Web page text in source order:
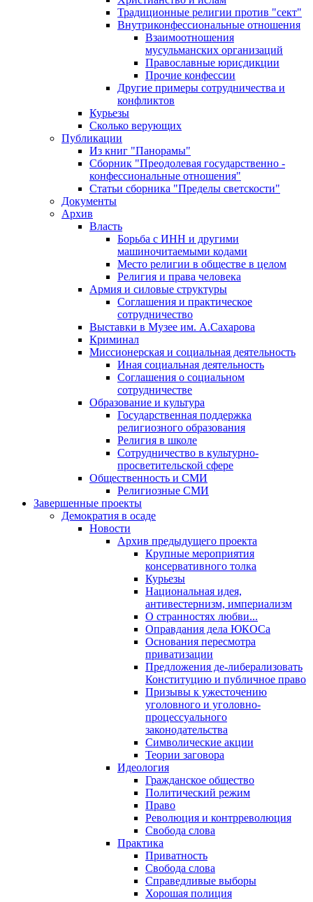
Традиционные религии против "сект"
Внутриконфессиональные отношения
Взаимоотношения
мусульманских организаций
Православные юрисдикции
Прочие конфессии
Другие примеры сотрудничества и
конфликтов
Курьезы
Сколько верующих
Публикации
Из книг "Панорамы"
Сборник "Преодолевая государственно -
конфессиональные отношения"
Статьи сборника "Пределы светскости"
Документы
Архив
Власть
Борьба с ИНН и другими
машиночитаемыми кодами
Место религии в обществе в целом
Религия и права человека
Армия и силовые структуры
Соглашения и практическое
сотрудничество
Выставки в Музее им. А.Сахарова
Криминал
Миссионерская и социальная деятельность
Иная социальная деятельность
Соглашения о социальном
сотрудничестве
Образование и культура
Государственная поддержка
религиозного образования
Религия в школе
Сотрудничество в культурно-
просветительской сфере
Общественность и СМИ
Религиозные СМИ
Завершенные проекты
Демократия в осаде
Новости
Архив предыдущего проекта
Крупные мероприятия
консервативного толка
Курьезы
Национальная идея,
антивестернизм, империализм
О странностях любви...
Оправдания дела ЮКОСа
Основания пересмотра
приватизации
Предложения де-либерализовать
Конституцию и публичное право
Призывы к ужесточению
уголовного и уголовно-
процессуального
законодательства
Символические акции
Теории заговора
Идеология
Гражданское общество
Политический режим
Право
Революция и контрреволюция
Свобода слова
Практика
Приватность
Свобода слова
Справедливые выборы
Хорошая полиция